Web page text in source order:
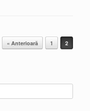
« Anterioară 1 2